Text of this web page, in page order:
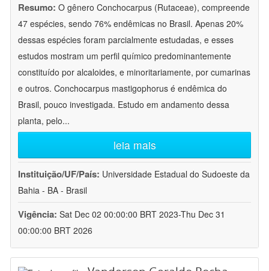
Resumo: O gênero Conchocarpus (Rutaceae), compreende
47 espécies, sendo 76% endêmicas no Brasil. Apenas 20%
dessas espécies foram parcialmente estudadas, e esses
estudos mostram um perfil químico predominantemente
constituído por alcaloides, e minoritariamente, por cumarinas
e outros. Conchocarpus mastigophorus é endêmica do
Brasil, pouco investigada. Estudo em andamento dessa
planta, pelo...
leia mais
Instituição/UF/País: Universidade Estadual do Sudoeste da
Bahia - BA - Brasil
Vigência: Sat Dec 02 00:00:00 BRT 2023-Thu Dec 31
00:00:00 BRT 2026